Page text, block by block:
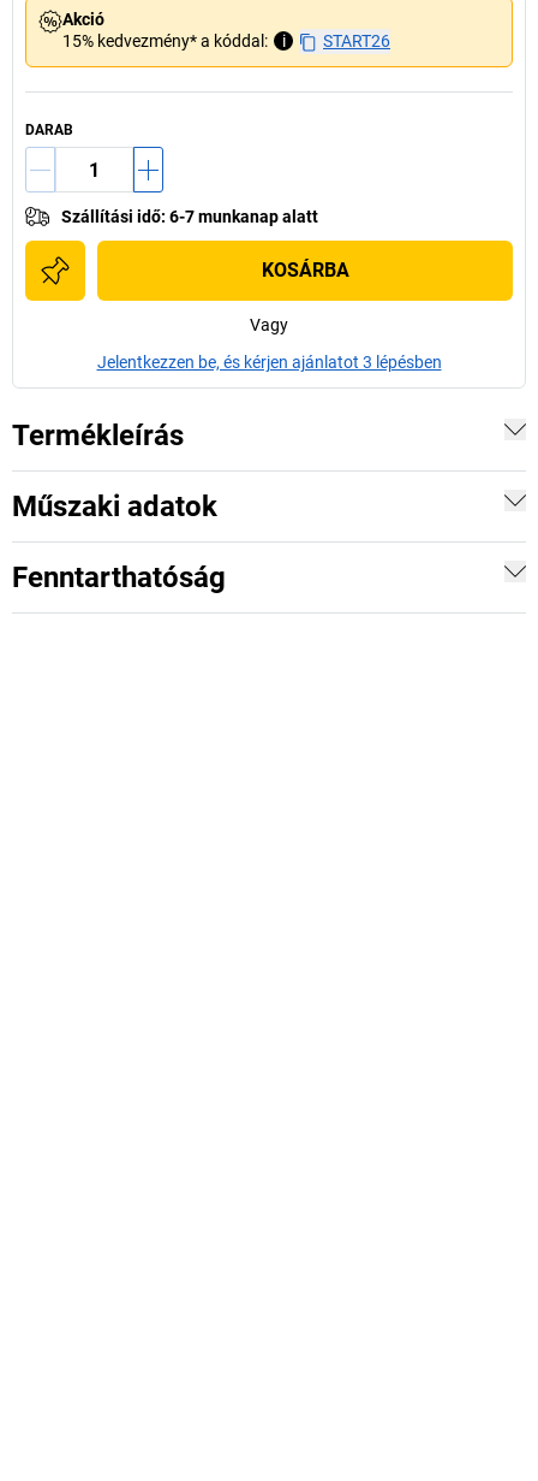
Akció
15% kedvezmény* a kóddal:
i START26
DARAB
Szállítási idő: 6-7 munkanap alatt
KOSÁRBA
Vagy
Jelentkezzen be, és kérjen ajánlatot 3 lépésben
Termékleírás
Műszaki adatok
Fenntarthatóság